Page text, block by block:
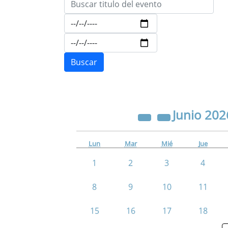
Junio
Lun Mar Mié Jue
1 2 3 4
8 9 10 11
15 16 17 18